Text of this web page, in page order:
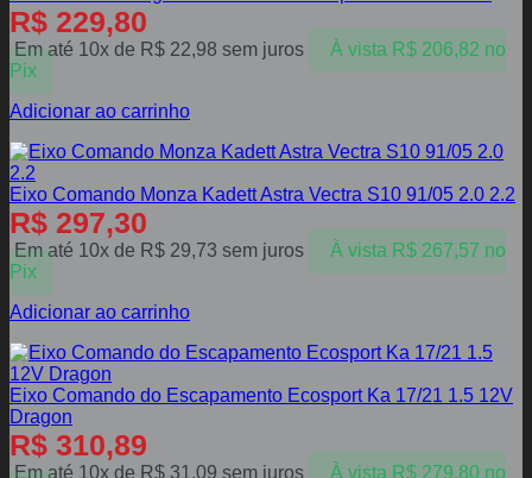
R$ 229,80
Em até 10x de R$ 22,98 sem juros À vista R$206,82 no
Pix
Adicionar ao carrinho
Eixo Comando Monza Kadett Astra Vectra S10 91/05 2.0 2.2
R$ 297,30
Em até 10x de R$ 29,73 sem juros À vista R$267,57 no
Pix
Adicionar ao carrinho
Eixo Comando do Escapamento Ecosport Ka 17/21 1.5 12V
Dragon
R$ 310,89
Em até 10x de R$ 31,09 sem juros À vista R$279,80 no